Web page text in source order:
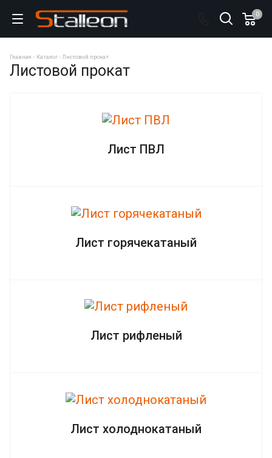
0
Главная Каталог Листовой прокат
Листовой прокат
Лист ПВЛ
Лист горячекатаный
Лист рифленый
Лист холоднокатаный